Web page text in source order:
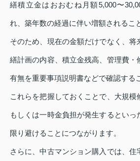
繕積立金はおおむね月額5,000〜
れ、築年数の経過に伴い増額されるこ
そのため、現在の金額だけでなく、将
繕計画の内容、積立金残高、管理費・
有無を重要事項説明書などで確認する
これらを把握しておくことで、大規模
もしくは一時金負担が発生するといっ
限り避けることにつながります。
さらに、中古マンション購入では、住